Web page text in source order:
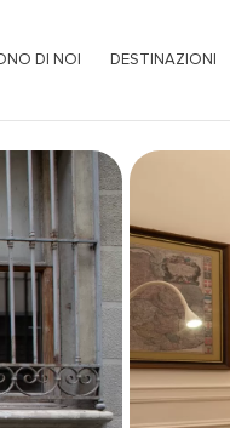
DI NOI DESTINAZIONI